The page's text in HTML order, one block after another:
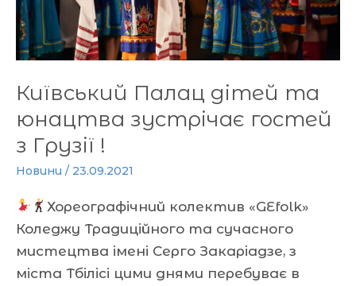
Київський Палац дітей та
юнацтва зустрічає гостей
з Грузії !
Новини / 23.09.2021
Хореографічний колектив «GEfolk»
Коледжу Традиційного та сучасного
мистецтва імені Серго Закаріадзе, з
міста Тбілісі цими днями перебуває в
з
Грузії
!